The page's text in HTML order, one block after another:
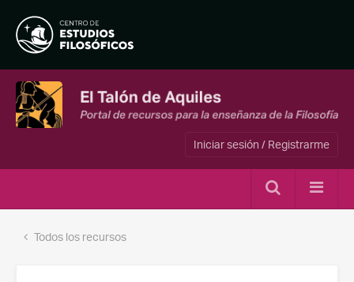
Iniciar sesión / Registrarme
Todos los recursos